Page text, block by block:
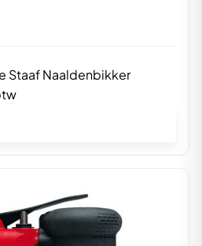
Staaf Naaldenbikker